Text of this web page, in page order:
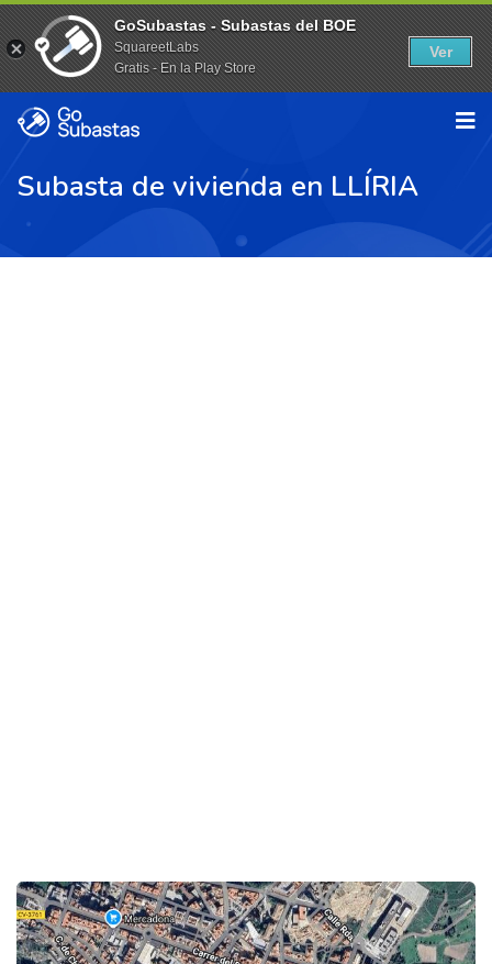
Subasta de vivienda en LLÍRIA
GoSubastas - Subastas del BOE
SquareetLabs
Gratis - En la Play Store
Ver